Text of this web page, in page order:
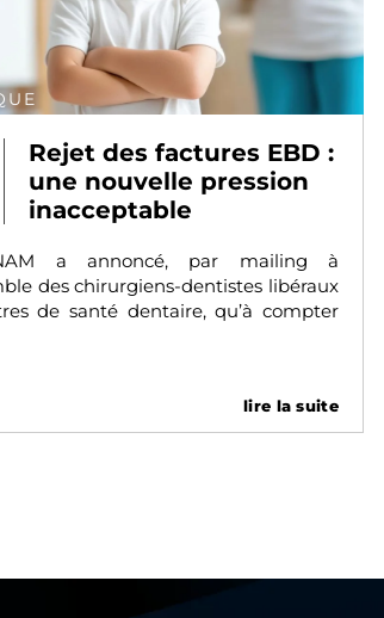
Rejet des factures EBD :
une nouvelle pression
inacceptable
a annoncé, par mailing à
des chirurgiens-dentistes libéraux
de santé dentaire, qu’à compter
lire la suite